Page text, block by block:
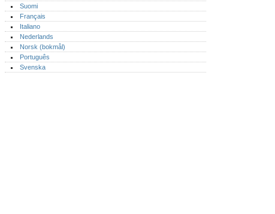
Suomi
Français
Italiano
Nederlands
Norsk (bokmål)‎
Português‎
Svenska